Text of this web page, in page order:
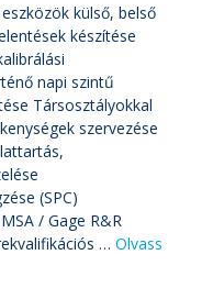
külső, belső
készítése
napi szintű
Társosztályokkal
szervezése
(SPC)
/ Gage R&R
… Olvass